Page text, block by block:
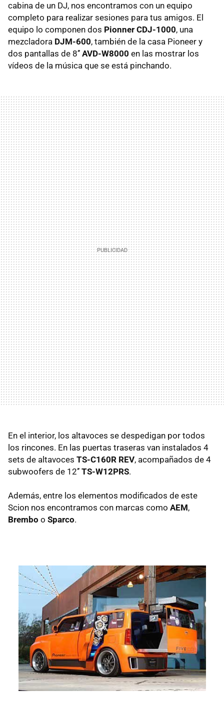
cabina de un DJ, nos encontramos con un equipo
completo para realizar sesiones para tus amigos. El
equipo lo componen dos Pionner CDJ-1000, una
mezcladora DJM-600, también de la casa Pioneer y
dos pantallas de 8’’ AVD-W8000 en las mostrar los
vídeos de la música que se está pinchando.
En el interior, los altavoces se despedigan por todos
los rincones. En las puertas traseras van instalados 4
sets de altavoces TS-C160R REV, acompañados de 4
subwoofers de 12’’ TS-W12PRS.
Además, entre los elementos modificados de este
Scion nos encontramos con marcas como AEM,
Brembo o Sparco.